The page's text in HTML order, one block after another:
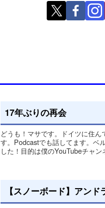
17年ぶりの再会
どうも！マサです。ドイツに住
す。Podcastでも話してます。 ベ
した！目的は僕のYouTubeチャ
【スノーボード】アン